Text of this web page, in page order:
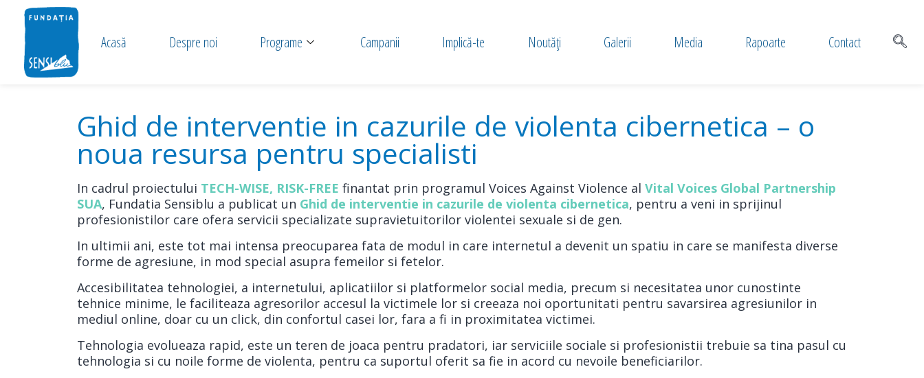
Acasă Despre noi Programe Campanii Implică-te Noutăți Galerii Media Rapoarte Contact
Ghid de interventie in cazurile de violenta cibernetica – o
noua resursa pentru specialisti
In cadrul proiectului TECH-WISE, RISK-FREE finantat prin programul Voices Against Violence al Vital Voices Global Partnership
SUA, Fundatia Sensiblu a publicat un Ghid de interventie in cazurile de violenta cibernetica, pentru a veni in sprijinul
profesionistilor care ofera servicii specializate supravietuitorilor violentei sexuale si de gen.
In ultimii ani, este tot mai intensa preocuparea fata de modul in care internetul a devenit un spatiu in care se manifesta diverse
forme de agresiune, in mod special asupra femeilor si fetelor.
Accesibilitatea tehnologiei, a internetului, aplicatiilor si platformelor social media, precum si necesitatea unor cunostinte
tehnice minime, le faciliteaza agresorilor accesul la victimele lor si creeaza noi oportunitati pentru savarsirea agresiunilor in
mediul online, doar cu un click, din confortul casei lor, fara a fi in proximitatea victimei.
Tehnologia evolueaza rapid, este un teren de joaca pentru pradatori, iar serviciile sociale si profesionistii trebuie sa tina pasul cu
tehnologia si cu noile forme de violenta, pentru ca suportul oferit sa fie in acord cu nevoile beneficiarilor.